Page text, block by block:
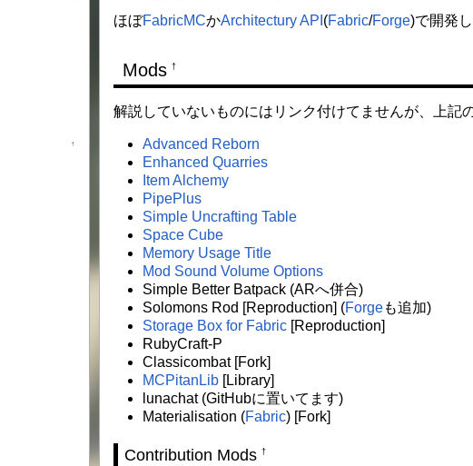
ほぼFabricMCかArchitectury API (Fabric/Forge)で開発し
Mods †
解説していないものにはリンク付けてませんが、上記
Advanced Reborn
Enhanced Quarries
Item Alchemy
PipePlus
Simple Uncrafting Table
Space Cube
Memory Usage Title
Mod Sound Volume Options
Simple Better Batpack (ARへ併合)
Solomons Rod [Reproduction] (Forgeも追加)
Storage Box for Fabric [Reproduction]
RubyCraft-P
Classicombat [Fork]
MCPitanLib [Library]
lunachat (GitHubに置いてます)
Materialisation (Fabric) [Fork]
Contribution Mods †
↑